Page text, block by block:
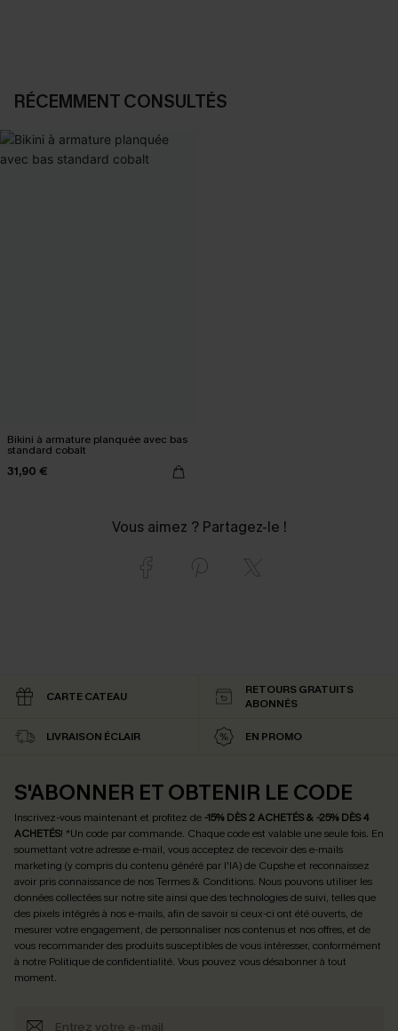
RÉCEMMENT CONSULTÉS
Bikini à armature planquée avec bas
standard cobalt
31,90 €
Vous aimez ? Partagez-le !
CARTE CATEAU
RETOURS GRATUITS
ABONNÉS
LIVRAISON ÉCLAIR EN PROMO
S'ABONNER ET OBTENIR LE CODE
Inscrivez-vous maintenant et profitez de -15% DÈS 2 ACHETÉS & -25% DÈS 4
ACHETÉS! *Un code par commande. Chaque code est valable une seule fois. En
soumettant votre adresse e-mail, vous acceptez de recevoir des e-mails
marketing (y compris du contenu généré par l'IA) de Cupshe et reconnaissez
avoir pris connaissance de nosTermes & Conditions. Nous pouvons utiliser les
données collectées sur notre site ainsi que des technologies de suivi, telles que
des pixels intégrés à nos e-mails, afin de savoir si ceux-ci ont été ouverts, de
mesurer votre engagement, de personnaliser nos contenus et nos offres, et de
vous recommander des produits susceptibles de vous intéresser, conformément
à notre Politique de confidentialité. Vous pouvez vous désabonner à tout
moment.